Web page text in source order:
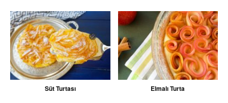
Süt Turtası Elmalı Turta